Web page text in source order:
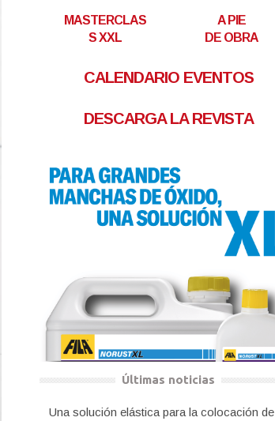
MASTERCLAS
S XXL
A PIE
DE OBRA
CALENDARIO EVENTOS
DESCARGA LA REVISTA
Últimas noticias
Una solución elástica para la colocación de